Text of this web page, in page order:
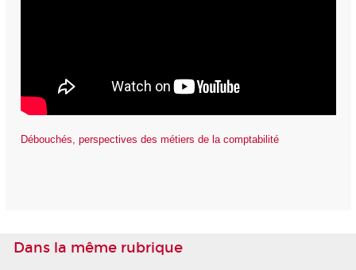
Débouchés, perspectives des métiers de la comptabilité
Dans la même rubrique